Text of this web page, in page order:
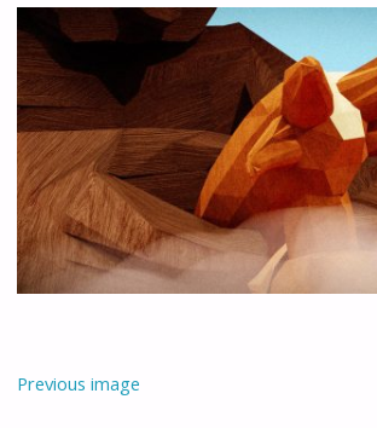
Previous image